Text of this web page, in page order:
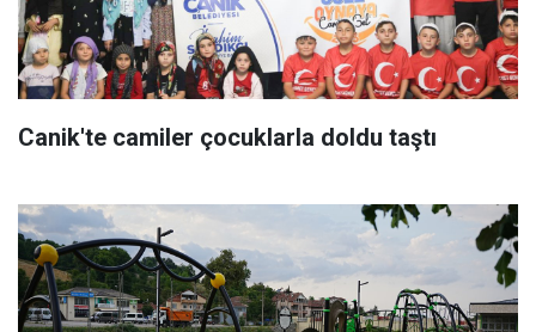
Canik'te camiler çocuklarla doldu taştı